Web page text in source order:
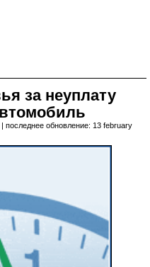
за неуплату
последнее обновление: 13 february